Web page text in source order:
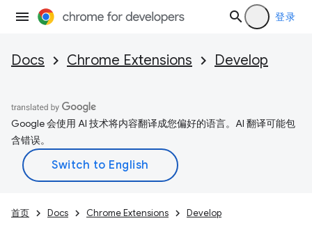
登录
Docs Chrome Extensions Develop
Google 会使用 AI 技术将内容翻译成您偏好的语言。AI 翻译可能包
含错误。
首页 Docs Chrome Extensions Develop